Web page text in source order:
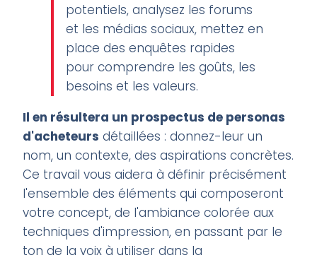
potentiels, analysez les forums
et les médias sociaux, mettez en
place des enquêtes rapides
pour comprendre les goûts, les
besoins et les valeurs.
Il en résultera un prospectus de personas
d'acheteurs détaillées : donnez-leur un
nom, un contexte, des aspirations concrètes.
Ce travail vous aidera à définir précisément
l'ensemble des éléments qui composeront
votre concept, de l'ambiance colorée aux
techniques d'impression, en passant par le
ton de la voix à utiliser dans la